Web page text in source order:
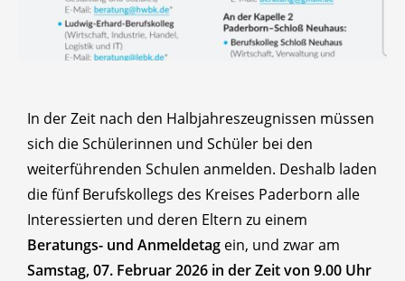
In der Zeit nach den Halbjahreszeugnissen müssen
sich die Schülerinnen und Schüler bei den
weiterführenden Schulen anmelden. Deshalb laden
die fünf Berufskollegs des Kreises Paderborn alle
Interessierten und deren Eltern zu einem
Beratungs- und Anmeldetag ein, und zwar am
Samstag, 07. Februar 2026 in der Zeit von 9.00 Uhr